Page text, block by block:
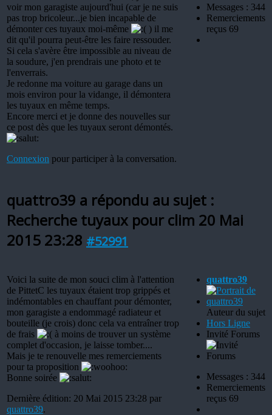
voir mon garagiste aujourd'hui (car je ne suis
pas trop bricoleur...je bien incapable de
démonter ces tuyaux moi-même
) il me
dit qu'il pourra peut-être les faire ressouder.
Si cela s'avère être impossible au niveau de
la soudure, j'en prendrais une photo et te
l'enverrais.
Je redonne ma voiture au garage dans un
mois environ pour la vidange, il démontera
les tuyaux en même temps.
Encore merci et je donne des nouvelles sur
ce post dès que les tuyaux seront démontés.
Connexion pour participer à la conversation.
Messages : 344
Remerciements
reçus 69
quattro39 a répondu au sujet :
Recherche tuyaux pour clim 20 Mai
2015 23:28 #52991
Voici la suite de mon souci clim à l'attention
de PittetC les tuyaux étaient trop grippés et
indémontables en chauffant pour démonter,
mon garagiste a endommagé radiateur et
bouteille (je crois) donc cela va entraîner trop
de frais
à moins de trouver un système
complet d'occasion, je laisse tomber....
Mais je te renouvelle mes remerciements
pour ta proposition
Bonne soirée
Dernière édition: 20 Mai 2015 23:28 par
quattro39.
quattro39
Auteur du sujet
Hors Ligne
Invité Forums
Messages : 344
Remerciements
reçus 69